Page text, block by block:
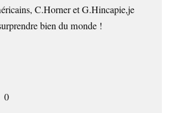
C.Horner et G.Hincapie,je
bien du monde !
0